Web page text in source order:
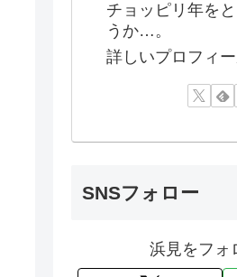
チョッピリ年を
うか…。
詳しいプロフィ
SNSフォロー
浜見をフォ